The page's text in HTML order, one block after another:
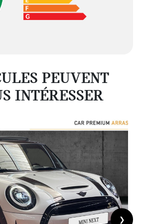
PEUVENT
INTÉRESSER
❯